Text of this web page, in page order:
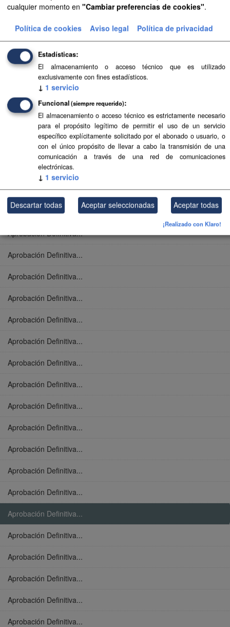
Aprobación Definitiva...
Aprobación Definitiva...
Aprobación Definitiva...
Aprobación Definitiva...
Aprobación Definitiva...
Aprobación Definitiva...
Aprobación Definitiva...
Aprobación Definitiva...
Aprobación Definitiva...
Aprobación Definitiva...
Aprobación Definitiva...
Aprobación Definitiva...
Aprobación Definitiva...
Aprobación Definitiva...
Aprobación Definitiva...
Aprobación Definitiva...
Aprobación Definitiva...
Aprobación Definitiva...
Aprobación Definitiva...
Aprobación Definitiva...
Aprobación Definitiva...
Aprobación Definitiva...
Aprobación Definitiva...
Aprobación Definitiva...
Aprobación Definitiva...
Aprobación Definitiva...
Aprobación Definitiva...
Aprobación Definitiva...
cualquier momento en "Cambiar preferencias de cookies".
Política de cookies Aviso legal Política de privacidad
Estadísticas
El almacenamiento o acceso técnico que es utilizado
exclusivamente con fines estadísticos.
↓ 1 servicio
Funcional (siempre requerido)
El almacenamiento o acceso técnico es estrictamente necesario
para el propósito legítimo de permitir el uso de un servicio
específico explícitamente solicitado por el abonado o usuario, o
con el único propósito de llevar a cabo la transmisión de una
comunicación a través de una red de comunicaciones
electrónicas.
↓ 1 servicio
Descartar todas Aceptar seleccionadas Aceptar todas
¡Realizado con Klaro!